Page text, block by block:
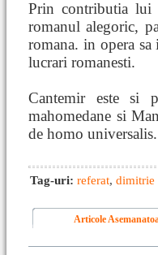
Prin contributia lui
romanul alegoric,
romana. in opera
lucrari romanesti.
Cantemir este si
mahomedane si
de homo universalis.
Tag-uri: referat, dimitrie
Articole